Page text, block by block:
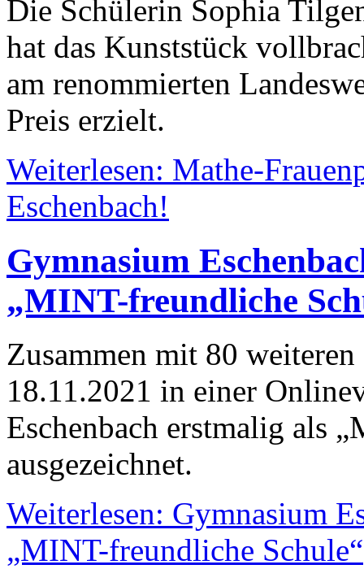
Die Schülerin Sophia
hat das Kunststück
am renommierten
Preis erzielt.
Weiterlesen: Mathe-
Eschenbach!
Gymnasium
„MINT-freundliche
Zusammen mit 80
18.11.2021 in einer
Eschenbach erstmalig als
ausgezeichnet.
Weiterlesen: Gymnasium
„MINT-freundliche Schule“